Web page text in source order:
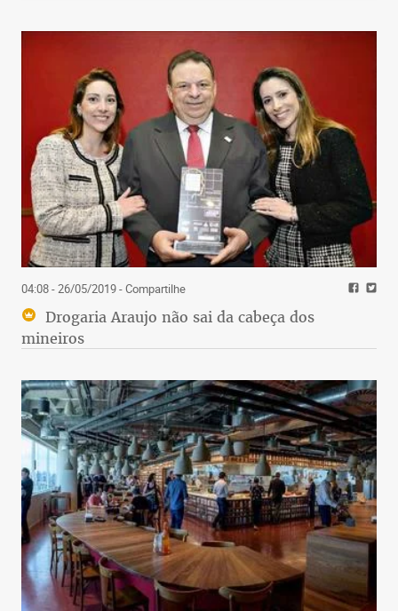
04:08 - 26/05/2019- Compartilhe
Drogaria Araujo não sai da cabeça dos
mineiros